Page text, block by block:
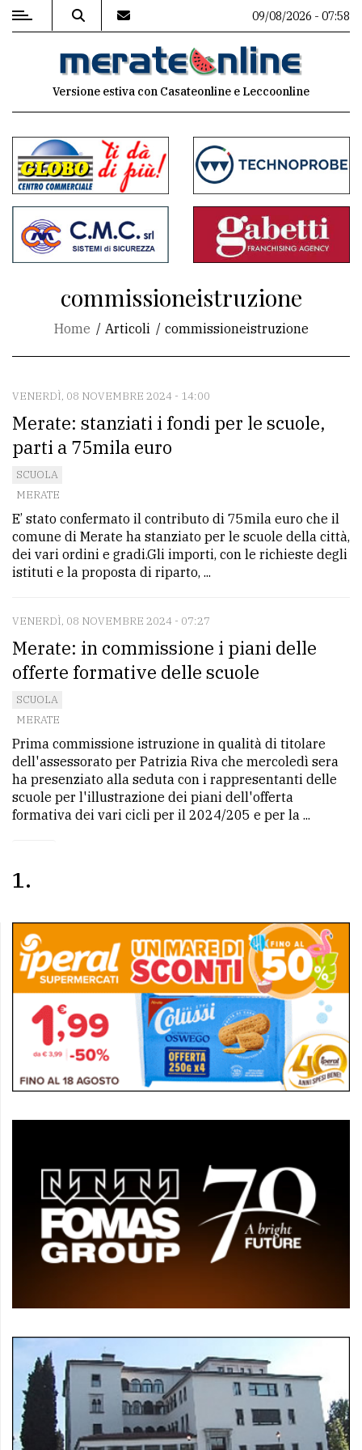
MENU
commenti
Contenuti
del
sito
CONTATTI
La
redazione
Scrivici
Per
la
tua
CERCA
Cerca
per
comune
Ricerca
avanzata
PRIVACY
Privacy
policy
Cookie
09/08/2026 - 07:58
Versione estiva con Casateonline e Leccoonline
commissioneistruzione
Home Articoli commissioneistruzione
VENERDÌ, 08 NOVEMBRE 2024 - 14:00
Merate: stanziati i fondi per le scuole,
parti a 75mila euro
SCUOLA
MERATE
E’ stato confermato il contributo di 75mila euro che il
comune di Merate ha stanziato per le scuole della città,
dei vari ordini e gradi.Gli importi, con le richieste degli
istituti e la proposta di riparto, ...
VENERDÌ, 08 NOVEMBRE 2024 - 07:27
Merate: in commissione i piani delle
offerte formative delle scuole
SCUOLA
MERATE
Prima commissione istruzione in qualità di titolare
dell'assessorato per Patrizia Riva che mercoledì sera
ha presenziato alla seduta con i rappresentanti delle
scuole per l'illustrazione dei piani dell'offerta
formativa dei vari cicli per il 2024/205 e per la ...
1